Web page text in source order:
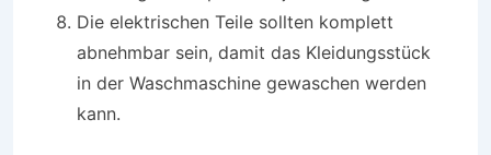
Die elektrischen Teile sollten komplett
abnehmbar sein, damit das Kleidungsstück
in der Waschmaschine gewaschen werden
kann.